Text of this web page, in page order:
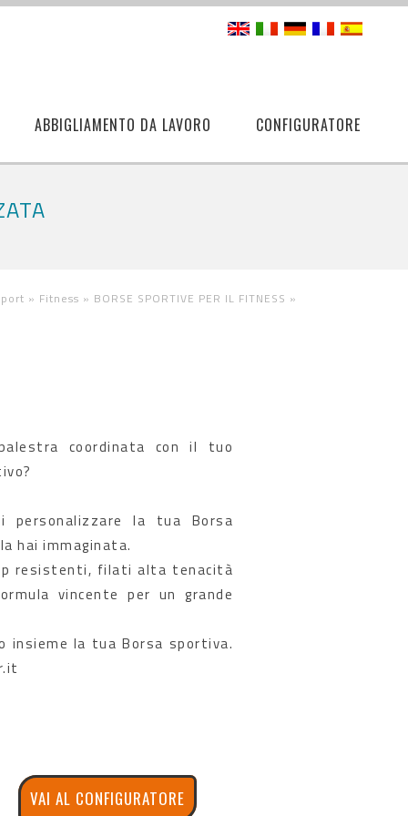
ABBIGLIAMENTO DA LAVORO CONFIGURATORE
» Fitness » BORSE SPORTIVE PER IL FITNESS »
coordinata con il tuo
la tua Borsa
hai immaginata.
resistenti, filati alta tenacità
vincente per un grande
insieme la tua Borsa sportiva.
VAI AL CONFIGURATORE